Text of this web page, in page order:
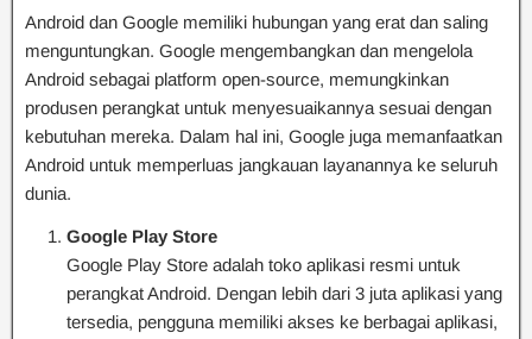
Android dan Google memiliki hubungan yang erat dan saling
menguntungkan. Google mengembangkan dan mengelola
Android sebagai platform open-source, memungkinkan
produsen perangkat untuk menyesuaikannya sesuai dengan
kebutuhan mereka. Dalam hal ini, Google juga memanfaatkan
Android untuk memperluas jangkauan layanannya ke seluruh
dunia.
Google Play Store
Google Play Store adalah toko aplikasi resmi untuk
perangkat Android. Dengan lebih dari 3 juta aplikasi yang
tersedia, pengguna memiliki akses ke berbagai aplikasi,